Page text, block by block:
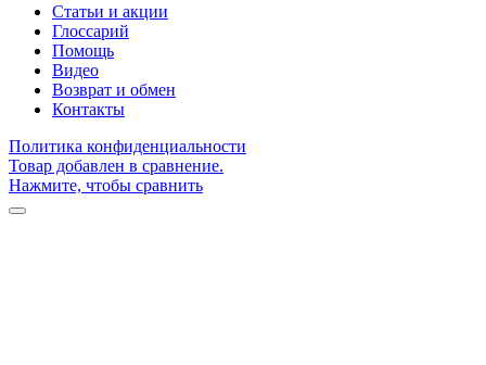
Статьи и акции
Глоссарий
Помощь
Видео
Возврат и обмен
Контакты
Политика конфиденциальности
Товар добавлен в сравнение.
Нажмите, чтобы сравнить